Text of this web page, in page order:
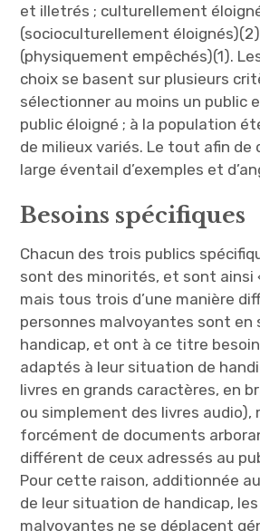
et illetrés ; culturellement
(socioculturellement
(physiquement empêchés)(1).
choix se basent sur plusieurs
sélectionner au moins un public
public éloigné ; à la population
de milieux variés. Le tout afin de
large éventail d’exemples et
Besoins spécifiques
Chacun des trois publics
sont des minorités, et sont ainsi
mais tous trois d’une manière
personnes malvoyantes sont en
handicap, et ont à ce titre
adaptés à leur situation de
livres en grands caractères, en
ou simplement des livres audio),
forcément de documents
différent de ceux adressés au
Pour cette raison, additionnée
de leur situation de handicap,
malvoyantes ne se déplacent